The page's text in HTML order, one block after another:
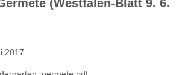
(Westfalen-Blatt 9. 6.
2017